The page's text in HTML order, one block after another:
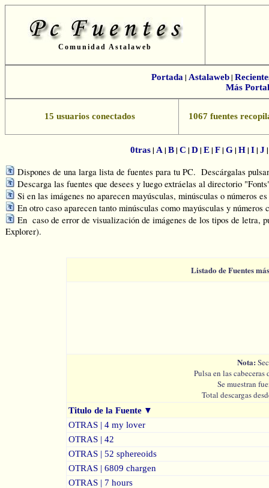
Comunidad Astalaweb
Portada| Astalaweb|
Más
15 usuarios conectados 1067 fuentes
0tras| A | B| C | D | E| F| G| H| I| J
Dispones de una larga lista de fuentes para tu PC. Descárgalas
Descarga las fuentes que desees y luego extráelas al directorio
Si en las imágenes no aparecen mayúsculas, minúsculas o números
En otro caso aparecen tanto minúsculas como mayúsculas y números
En caso de error de visualización de imágenes de los tipos de letra,
Explorer).
Listado de Fuentes
Nota:
Pulsa en las
Se muestran
Total descargas
Titulo de la Fuente ▼
OTRAS | 4 my lover
OTRAS | 42
OTRAS | 52 sphereoids
OTRAS | 6809 chargen
OTRAS | 7 hours